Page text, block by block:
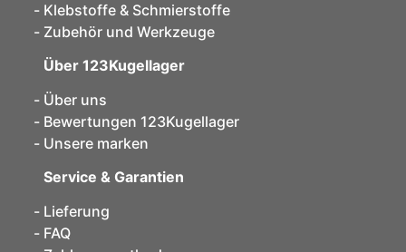
Klebstoffe & Schmierstoffe
Zubehör und Werkzeuge
Über 123Kugellager
Über uns
Bewertungen 123Kugellager
Unsere marken
Service & Garantien
Lieferung
FAQ